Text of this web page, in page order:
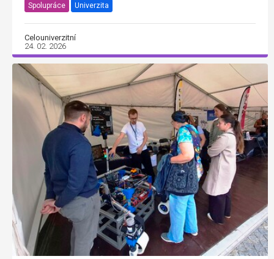
Spolupráce Univerzita
Celouniverzitní
24. 02. 2026